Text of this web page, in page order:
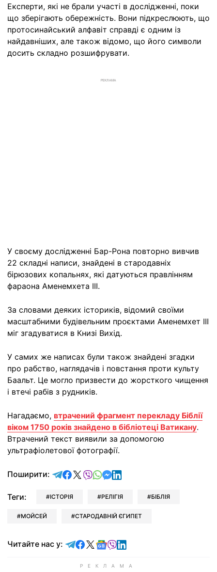
Експерти, які не брали участі в дослідженні, поки
що зберігають обережність. Вони підкреслюють, що
протосинайський алфавіт справді є одним із
найдавніших, але також відомо, що його символи
досить складно розшифрувати.
РЕКЛАМА
У своєму дослідженні Бар-Рона повторно вивчив
22 складні написи, знайдені в стародавніх
бірюзових копальнях, які датуються правлінням
фараона Аменемхета III.
За словами деяких істориків, відомий своїми
масштабними будівельним проєктами Аменемхет III
міг згадуватися в Книзі Вихід.
У самих же написах були також знайдені згадки
про рабство, наглядачів і повстання проти культу
Баальт. Це могло призвести до жорсткого чищення
і втечі рабів з рудників.
Нагадаємо, втрачений фрагмент перекладу Біблії
віком 1750 років знайдено в бібліотеці Ватикану.
Втрачений текст виявили за допомогою
ультрафіолетової фотографії.
Поширити: відправити у Telegram
поділитись у Facebook
поділитись у X
відправити у Viber
відправити у Whatsapp
відправити у Messenger
відправити у LinkedIn
Теги: ІСТОРІЯ РЕЛІГІЯ БІБЛІЯ
МОЙСЕЙ СТАРОДАВНІЙ ЄГИПЕТ
Читайте нас у: Читайте у Telegram
Читайте у Facebook
Читайте у X
Читайте у Google news
Читайте у Viber
Читайте у LinkedIn